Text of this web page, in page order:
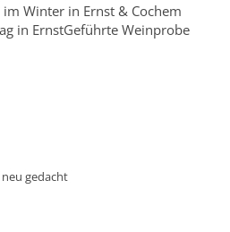
Winter in Ernst & Cochem
in ErnstGeführte Weinprobe
gedacht